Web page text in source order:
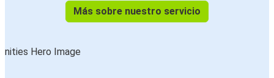
Más sobre nuestro servicio